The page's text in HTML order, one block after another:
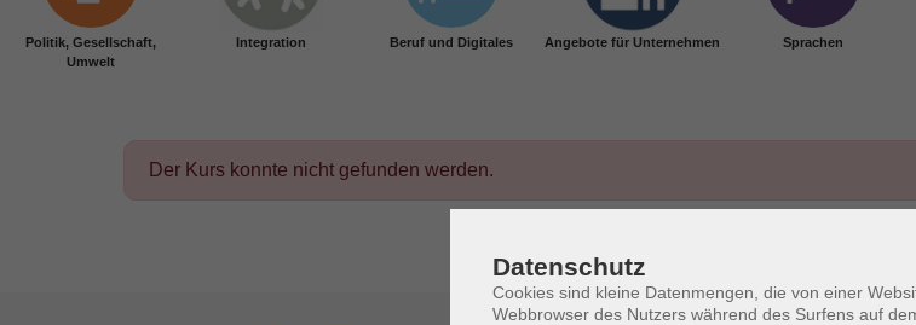
Politik, Gesellschaft,
Umwelt
Integration Beruf und Digitales Angebote für Unternehmen Sprachen
Der Kurs konnte nicht gefunden werden.
Datenschutz
Cookies sind kleine Datenmengen, die von einer
Webbrowser des Nutzers während des Surfens auf